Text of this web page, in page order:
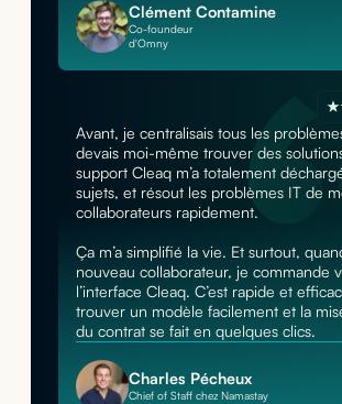
Clément Contamine
Co-foundeur
d'Omny
Avant, je centralisais tous les
devais moi-même trouver des
support Cleaq m’a totalement
sujets, et résout les problèmes IT de
collaborateurs rapidement.
Ça m’a simplifié la vie. Et surtout,
nouveau collaborateur, je commande
l’interface Cleaq. C’est rapide et
trouver un modèle facilement et la
du contrat se fait en quelques clics.
Charles Pécheux
Chief of Staff chez Namastay